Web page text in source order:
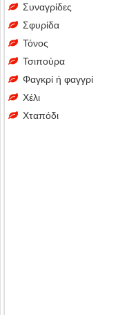
Συναγρίδες
Σφυρίδα
Τόνος
Τσιπούρα
Φαγκρί ή φαγγρί
Χέλι
Χταπόδι